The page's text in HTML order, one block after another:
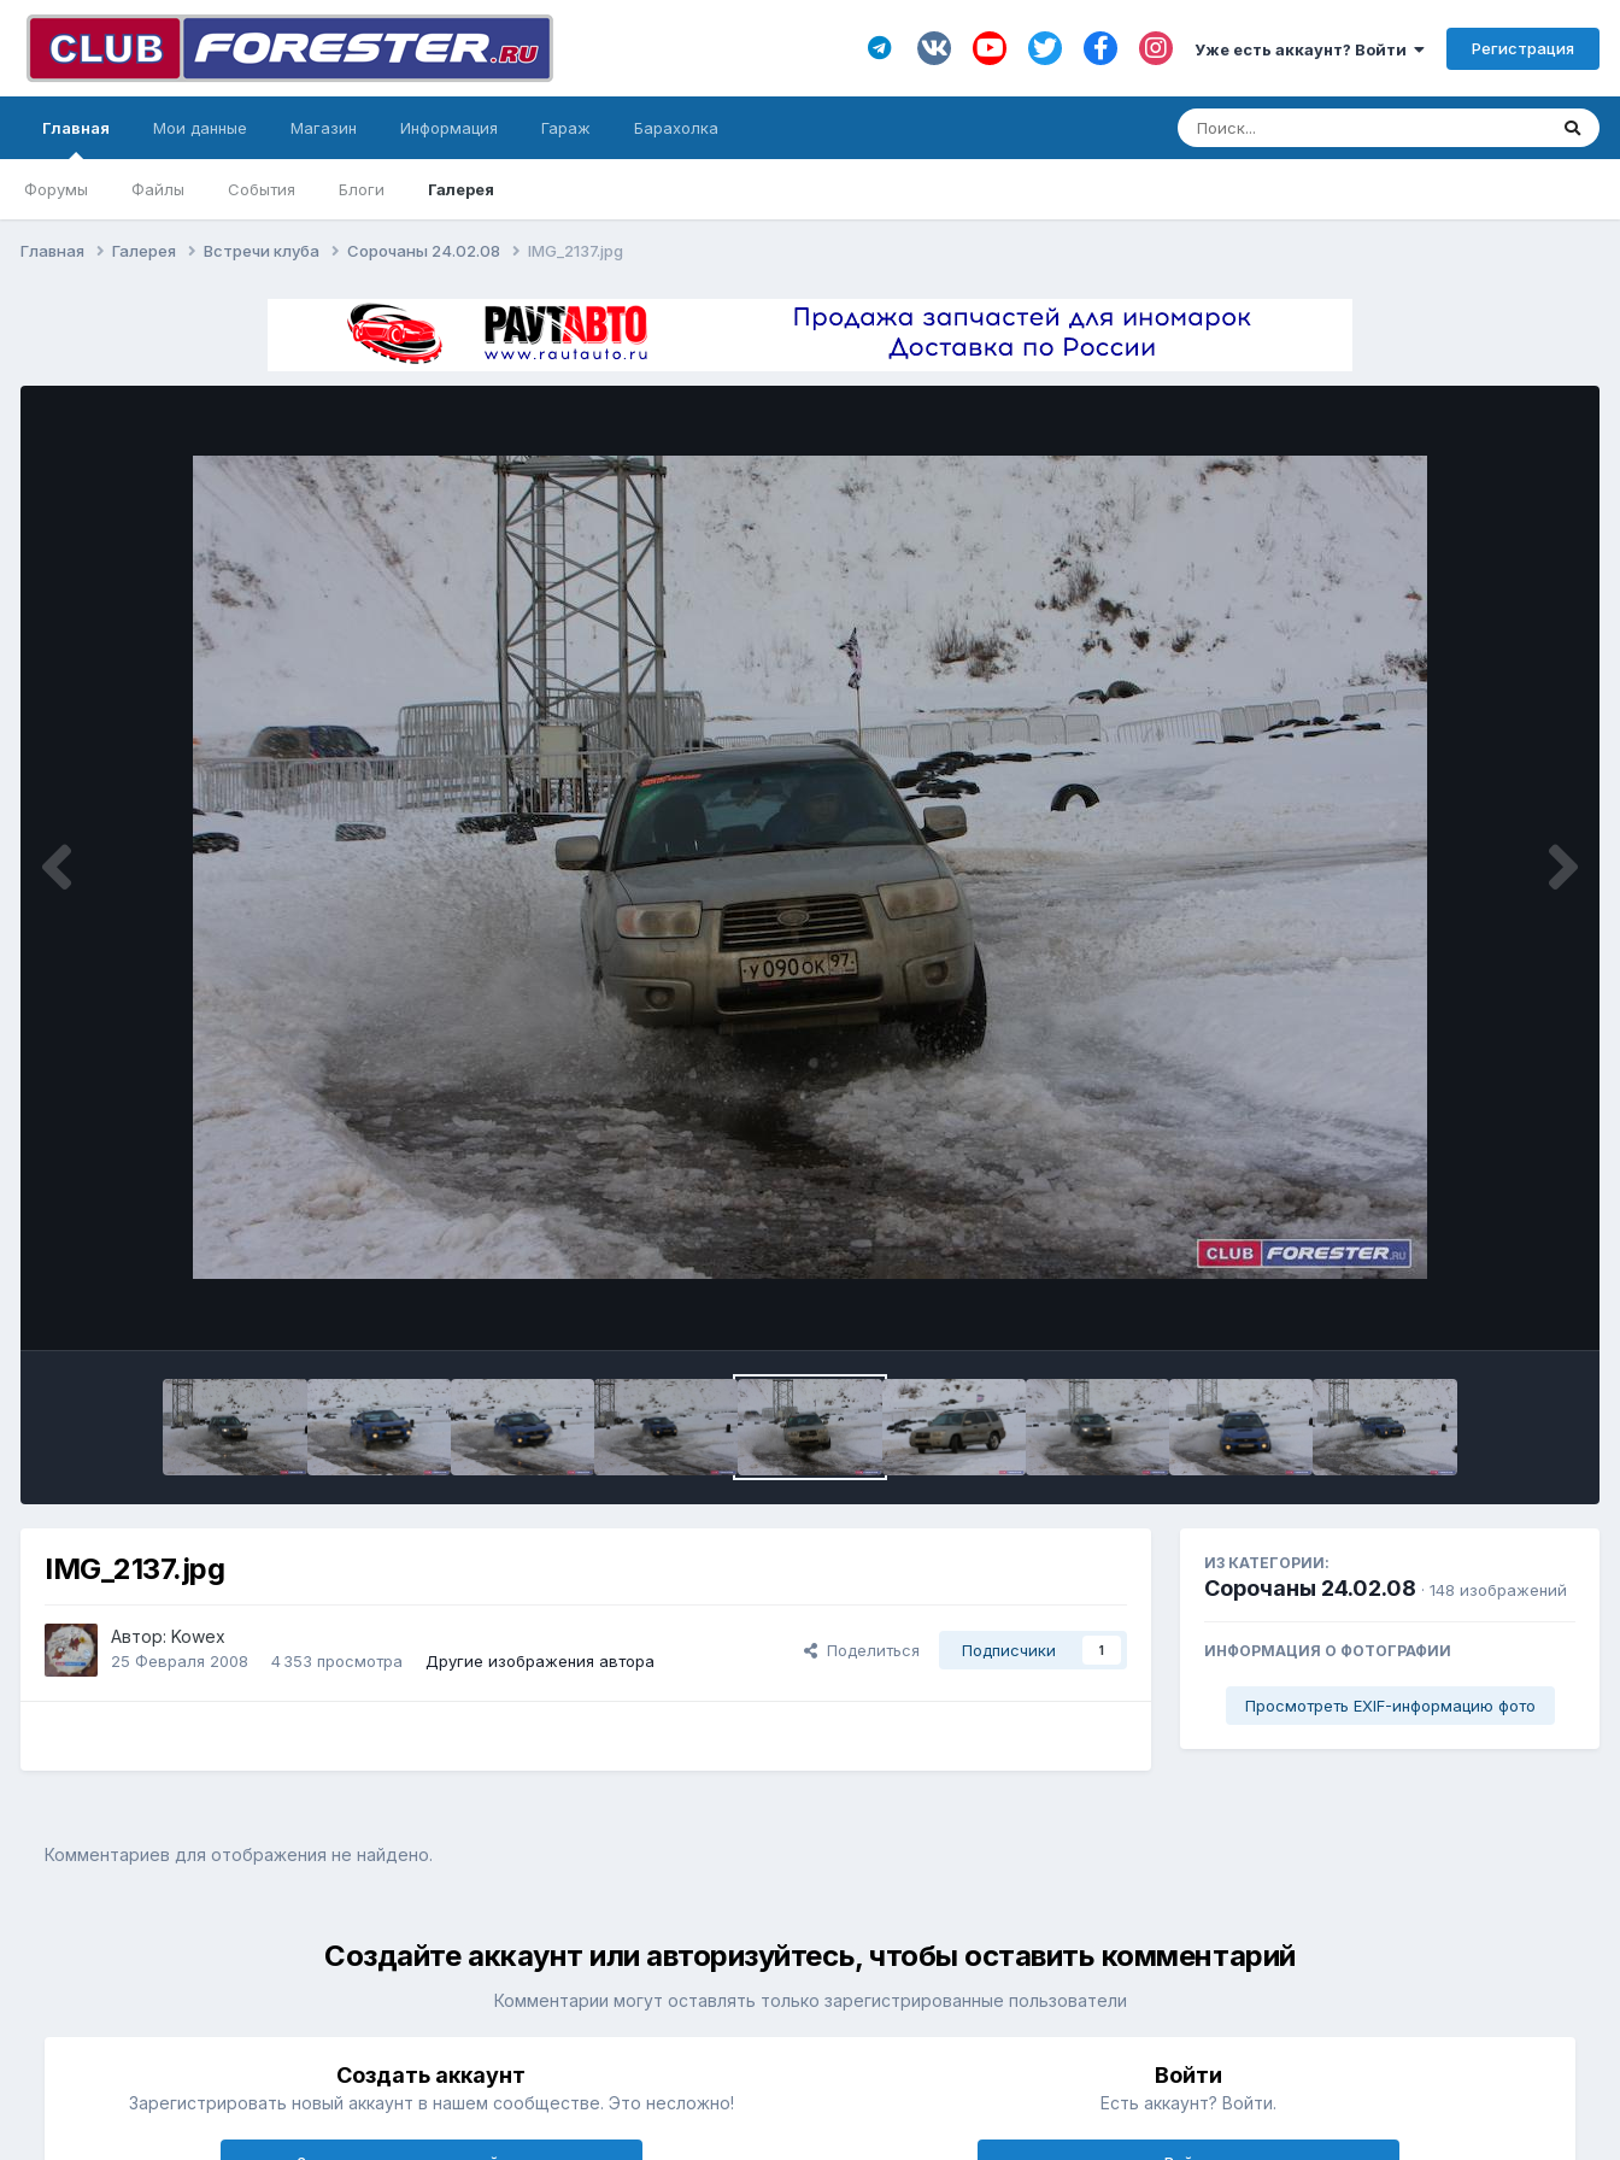
Уже есть аккаунт? Войти Регистрация
Главная
Форумы Файлы События Блоги Галерея
Мои данные Магазин Информация Гараж Барахолка
Главная Галерея Встречи клуба Сорочаны 24.02.08 IMG_2137.jpg
IMG_2137.jpg
Автор: Kowex
25 Февраля 2008 4 353 просмотра Другие изображения автора
Поделиться Подписчики 1
ИЗ КАТЕГОРИИ:
Сорочаны 24.02.08 · 148 изображений
ИНФОРМАЦИЯ О ФОТОГРАФИИ
Просмотреть EXIF-информацию фото
Комментариев для отображения не найдено.
Создайте аккаунт или авторизуйтесь, чтобы оставить комментарий
Комментарии могут оставлять только зарегистрированные пользователи
Создать аккаунт
Зарегистрировать новый аккаунт в нашем сообществе. Это несложно!
Войти
Есть аккаунт? Войти.